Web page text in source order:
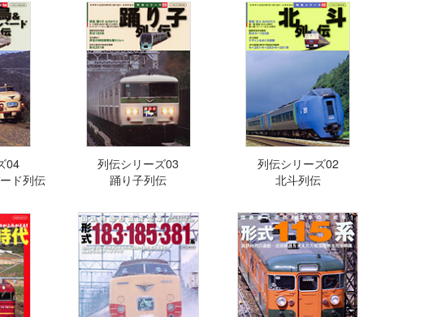
04
ド列伝
列伝シリーズ03
踊り子列伝
列伝シリーズ02
北斗列伝